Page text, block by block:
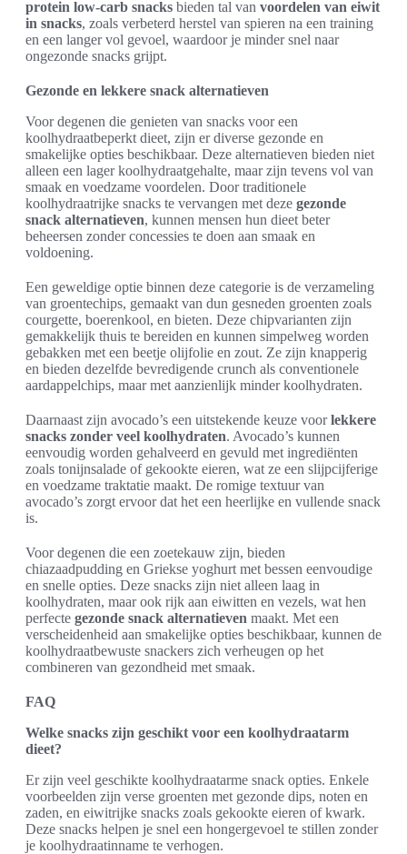
protein low-carb snacks bieden tal van voordelen van eiwit
in snacks, zoals verbeterd herstel van spieren na een training
en een langer vol gevoel, waardoor je minder snel naar
ongezonde snacks grijpt.
Gezonde en lekkere snack alternatieven
Voor degenen die genieten van snacks voor een
koolhydraatbeperkt dieet, zijn er diverse gezonde en
smakelijke opties beschikbaar. Deze alternatieven bieden niet
alleen een lager koolhydraatgehalte, maar zijn tevens vol van
smaak en voedzame voordelen. Door traditionele
koolhydraatrijke snacks te vervangen met deze gezonde
snack alternatieven, kunnen mensen hun dieet beter
beheersen zonder concessies te doen aan smaak en
voldoening.
Een geweldige optie binnen deze categorie is de verzameling
van groentechips, gemaakt van dun gesneden groenten zoals
courgette, boerenkool, en bieten. Deze chipvarianten zijn
gemakkelijk thuis te bereiden en kunnen simpelweg worden
gebakken met een beetje olijfolie en zout. Ze zijn knapperig
en bieden dezelfde bevredigende crunch als conventionele
aardappelchips, maar met aanzienlijk minder koolhydraten.
Daarnaast zijn avocado’s een uitstekende keuze voorlekkere
snacks zonder veel koolhydraten. Avocado’s kunnen
eenvoudig worden gehalveerd en gevuld met ingrediënten
zoals tonijnsalade of gekookte eieren, wat ze een slijpcijferige
en voedzame traktatie maakt. De romige textuur van
avocado’s zorgt ervoor dat het een heerlijke en vullende snack
is.
Voor degenen die een zoetekauw zijn, bieden
chiazaadpudding en Griekse yoghurt met bessen eenvoudige
en snelle opties. Deze snacks zijn niet alleen laag in
koolhydraten, maar ook rijk aan eiwitten en vezels, wat hen
perfecte gezonde snack alternatieven maakt. Met een
verscheidenheid aan smakelijke opties beschikbaar, kunnen de
koolhydraatbewuste snackers zich verheugen op het
combineren van gezondheid met smaak.
FAQ
Welke snacks zijn geschikt voor een koolhydraatarm
dieet?
Er zijn veel geschikte koolhydraatarme snack opties. Enkele
voorbeelden zijn verse groenten met gezonde dips, noten en
zaden, en eiwitrijke snacks zoals gekookte eieren of kwark.
Deze snacks helpen je snel een hongergevoel te stillen zonder
je koolhydraatinname te verhogen.